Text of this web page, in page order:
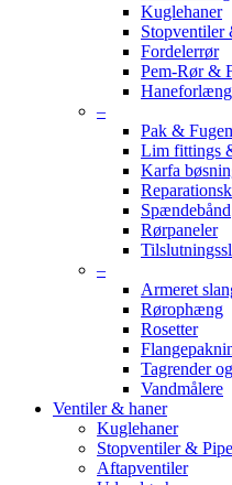
Kuglehaner
Stopventiler
Fordelerrør
Pem-Rør &
–
Pak &
Lim fittings
Karfa
Spændebånd
Rørpaneler
–
Armeret
Rørophæng
Rosetter
Tagrender
Vandmålere
Ventiler & haner
Kuglehaner
Stopventiler &
Aftapventiler